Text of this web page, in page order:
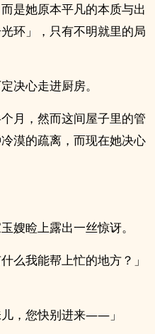
是她原本平凡的本质与出
环」，只有不明就里的局
决心走进厨房。
月，然而这间屋子里的管
漠的疏离，而现在她决心
嫂睑上露出一丝惊讶。
么我能帮上忙的地方？」
儿，您快别进来——」